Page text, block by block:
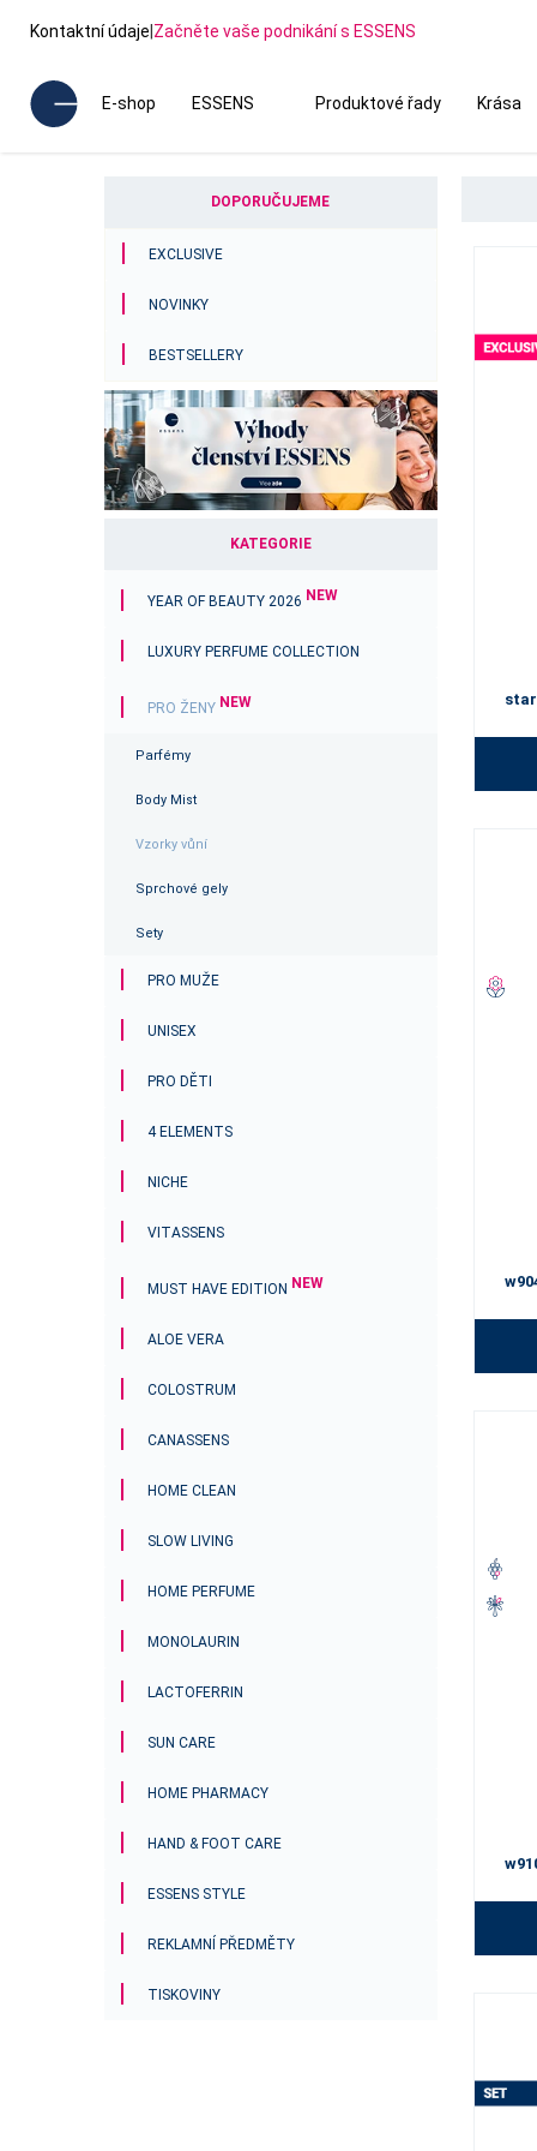
Kontaktní údaje|Začněte vaše podnikání s ESSENS
E-shop ESSENS Produktové řady Krása
DOPORUČUJEME
EXCLUSIVE
NOVINKY
BESTSELLERY
KATEGORIE
YEAR OF BEAUTY 2026 NEW
LUXURY PERFUME COLLECTION
PRO ŽENY NEW
Parfémy
Body Mist
Vzorky vůní
Sprchové gely
Sety
PRO MUŽE
UNISEX
PRO DĚTI
4 ELEMENTS
NICHE
VITASSENS
MUST HAVE EDITION NEW
ALOE VERA
COLOSTRUM
CANASSENS
HOME CLEAN
SLOW LIVING
HOME PERFUME
MONOLAURIN
LACTOFERRIN
SUN CARE
HOME PHARMACY
HAND & FOOT CARE
ESSENS STYLE
REKLAMNÍ PŘEDMĚTY
TISKOVINY